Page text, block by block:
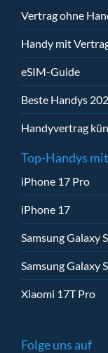
Vertrag ohne
Handy mit
eSIM-Guide
Beste Handys
Handyvertrag
Top-Handys
iPhone 17 Pro
iPhone 17
Samsung Galaxy
Samsung Galaxy
Xiaomi 17T Pro
Folge uns auf